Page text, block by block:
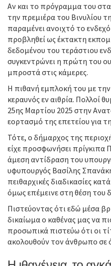
Αν και το πρόγραμμα του
την πρεμιέρα του Βινυλίου
παραμένει ανοιχτό το
προβληθεί ως έκτακτη
δεδομένου του τεράστιου
συγκεντρώνει η πρώτη του
μπροστά στις κάμερες.
Η πιθανή εμπλοκή του με
κεραυνός εν αιθρία. Πολλοί
25ης Μαρτίου 2025 στην
εορτασμό της επετείου για
Τότε, ο δήμαρχος της
είχε προσφωνήσει
άμεση αντίδραση του
υφυπουργός Βασίλης
πειθαρχικές διαδικασίες
όμως επέμεινε στη θέση του
Πιστεύοντας ότι εδώ μέσα
δικαίωμα ο καθένας μας να
προσωπικά πιστεύω ότι οι
ακολουθούν τον άνθρωπο σε